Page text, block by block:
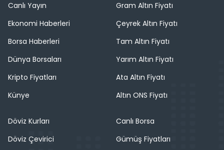
Canlı Yayın
Ekonomi Haberleri
Borsa Haberleri
Dünya Borsaları
Kripto Fiyatları
Künye
Gram Altın Fiyatı
Çeyrek Altın Fiyatı
Tam Altın Fiyatı
Yarım Altın Fiyatı
Ata Altın Fiyatı
Altın ONS Fiyatı
Döviz Kurları
Döviz Çevirici
Canlı Borsa
Gümüş Fiyatları